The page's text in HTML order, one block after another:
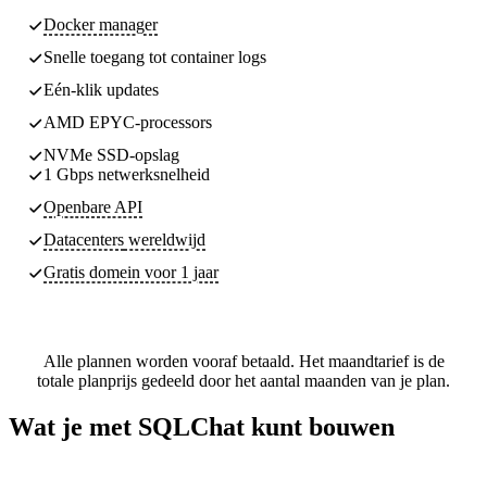
Docker manager
Snelle toegang tot container logs
Eén-klik updates
AMD EPYC-processors
NVMe SSD-opslag
1 Gbps netwerksnelheid
Openbare API
Datacenters wereldwijd
Gratis domein voor 1 jaar
Alle plannen worden vooraf betaald. Het maandtarief is de
totale planprijs gedeeld door het aantal maanden van je plan.
Wat je met SQLChat kunt bouwen